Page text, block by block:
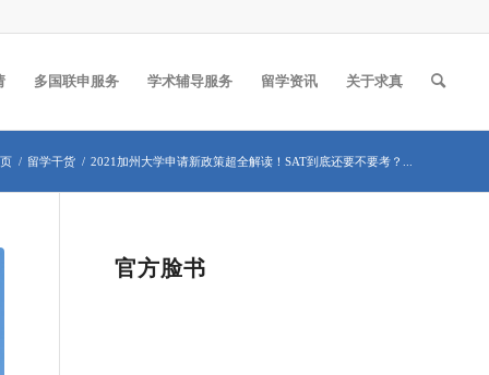
多国联申服务 学术辅导服务 留学资讯 关于求真
/ 留学干货 / 2021加州大学申请新政策超全解读！SAT到底还要不要考？...
官方脸书